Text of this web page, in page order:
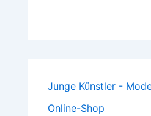
Junge Künstler -
Online-Shop